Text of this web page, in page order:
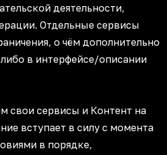
деятельности,
Отдельные сервисы
о чём дополнительно
в интерфейсе/описании
свои сервисы и Контент на
вступает в силу с момента
в порядке,